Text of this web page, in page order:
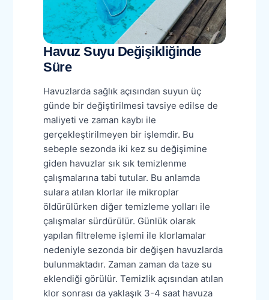
Havuz Suyu Değişikliğinde
Süre
Havuzlarda sağlık açısından suyun üç
günde bir değiştirilmesi tavsiye edilse de
maliyeti ve zaman kaybı ile
gerçekleştirilmeyen bir işlemdir. Bu
sebeple sezonda iki kez su değişimine
giden havuzlar sık sık temizlenme
çalışmalarına tabi tutular. Bu anlamda
sulara atılan klorlar ile mikroplar
öldürülürken diğer temizleme yolları ile
çalışmalar sürdürülür. Günlük olarak
yapılan filtreleme işlemi ile klorlamalar
nedeniyle sezonda bir değişen havuzlarda
bulunmaktadır. Zaman zaman da taze su
eklendiği görülür. Temizlik açısından atılan
klor sonrası da yaklaşık 3-4 saat havuza